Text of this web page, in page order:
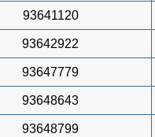
93641120
93642922
93647779
93648643
93648799